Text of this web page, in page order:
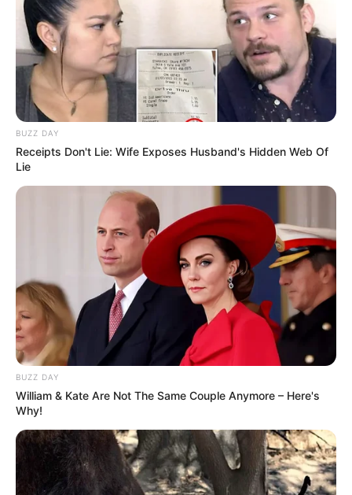
BUZZ DAY
Receipts Don't Lie: Wife Exposes Husband's Hidden Web Of
Lie
BUZZ DAY
William & Kate Are Not The Same Couple Anymore – Here's
Why!